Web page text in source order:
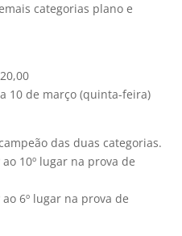
categorias plano e
10 de março (quinta-feira)
das duas categorias.
10º lugar na prova de
6º lugar na prova de